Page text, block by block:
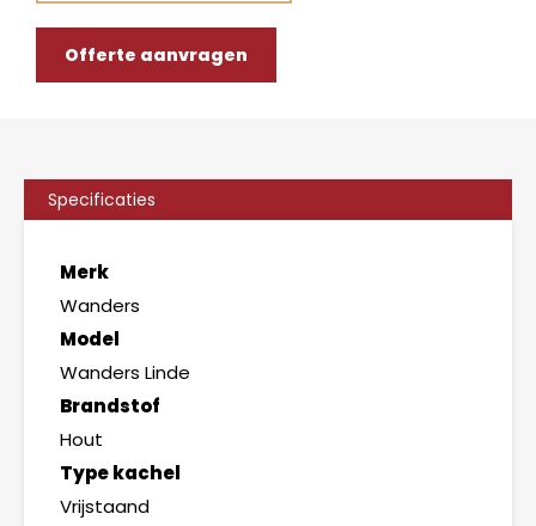
Offerte aanvragen
Specificaties
Merk
Wanders
Model
Wanders Linde
Brandstof
Hout
Type kachel
Vrijstaand